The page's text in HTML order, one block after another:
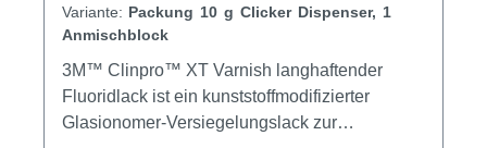
Variante: Packung 10 g Clicker Dispenser, 1
Anmischblock
3M™ Clinpro™ XT Varnish langhaftender
Fluoridlack ist ein kunststoffmodifizierter
Glasionomer-Versiegelungslack zur